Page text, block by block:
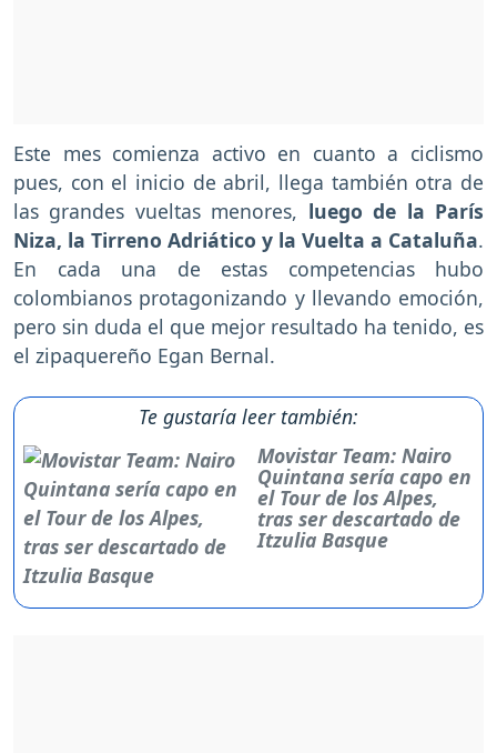
Este mes comienza activo en cuanto a ciclismo
pues, con el inicio de abril, llega también otra de
las grandes vueltas menores, luego de la París
Niza, la Tirreno Adriático y la Vuelta a Cataluña.
En cada una de estas competencias hubo
colombianos protagonizando y llevando emoción,
pero sin duda el que mejor resultado ha tenido, es
el zipaquereño Egan Bernal.
Te gustaría leer también:
Movistar Team: Nairo
Quintana sería capo en
el Tour de los Alpes,
tras ser descartado de
Itzulia Basque